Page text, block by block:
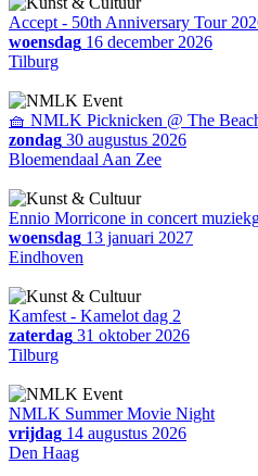
Accept - 50th Anniversary Tour
woensdag 16 december 2026
Tilburg
🧺 NMLK Picknicken @ The
zondag 30 augustus 2026
Bloemendaal Aan Zee
Ennio Morricone in concert
woensdag 13 januari 2027
Eindhoven
Kamfest - Kamelot dag 2
zaterdag 31 oktober 2026
Tilburg
NMLK Summer Movie Night
vrijdag 14 augustus 2026
Den Haag